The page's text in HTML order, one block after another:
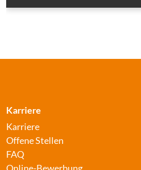
leer.
Karriere
Karriere
Offene Stellen
FAQ
Online-Bewerbung